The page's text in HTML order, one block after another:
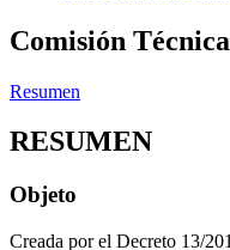
Comisión
Resumen
RESUMEN
Objeto
Creada por el Decreto 13/